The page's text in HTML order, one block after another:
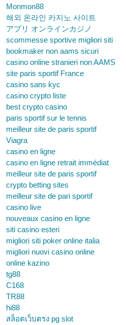
Monmon88
해외 온라인 카지노 사이트
アプリ オンラインカジノ
scommesse sportive migliori siti
bookmaker non aams sicuri
casino online stranieri non AAMS
site paris sportif France
casino sans kyc
casino crypto liste
best crypto casino
paris sportif sur le tennis
meilleur site de paris sportif
Viagra
casino en ligne
casino en ligne retrait immédiat
meilleur site de paris sportif
crypto betting sites
meilleur site de pari sportif
casino live
nouveaux casino en ligne
siti casino esteri
migliori siti poker online italia
migliori nuovi casino online
online kazino
tg88
C168
TR88
hi88
สล็อตเว็บตรง pg slot